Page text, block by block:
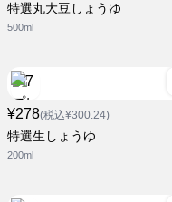
特選丸大豆しょうゆ
500ml
¥278(税込¥300.24)
特選生しょうゆ
200ml